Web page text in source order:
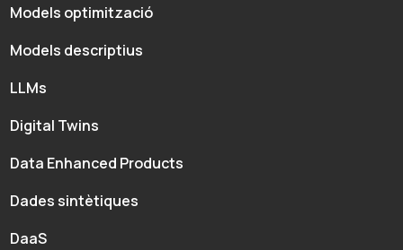
Models optimització
Models descriptius
LLMs
Digital Twins
Data Enhanced Products
Dades sintètiques
DaaS